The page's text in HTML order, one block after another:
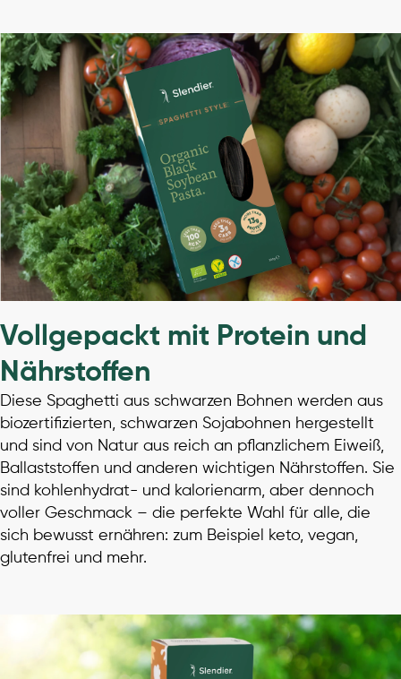
Vollgepackt mit Protein und
Nährstoffen
Diese Spaghetti aus schwarzen Bohnen werden aus
biozertifizierten, schwarzen Sojabohnen hergestellt
und sind von Natur aus reich an pflanzlichem Eiweiß,
Ballaststoffen und anderen wichtigen Nährstoffen. Sie
sind kohlenhydrat- und kalorienarm, aber dennoch
voller Geschmack – die perfekte Wahl für alle, die
sich bewusst ernähren: zum Beispiel keto, vegan,
glutenfrei und mehr.